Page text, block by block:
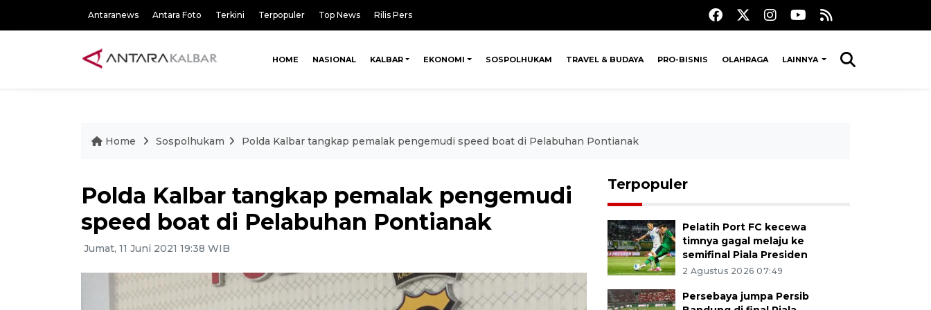
Antaranews Antara Foto Terkini Terpopuler Top News Rilis Pers
HOME NASIONAL KALBAR EKONOMI SOSPOLHUKAM TRAVEL & BUDAYA PRO-BISNIS OLAHRAGA LAINNYA
Home Sospolhukam Polda Kalbar tangkap pemalak pengemudi speed boat di Pelabuhan Pontianak
Polda Kalbar tangkap pemalak pengemudi
speed boat di Pelabuhan Pontianak
Jumat, 11 Juni 2021 19:38 WIB
Terpopuler
Pelatih Port FC kecewa
timnya gagal melaju ke
semifinal Piala Presiden
2 Agustus 2026 07:49
Persebaya jumpa Persib